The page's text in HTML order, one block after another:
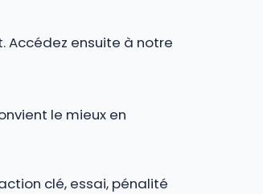
Accédez ensuite à notre
le mieux en
clé, essai, pénalité